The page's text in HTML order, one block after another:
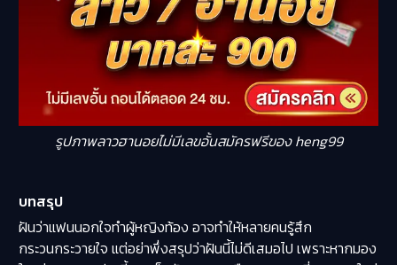
รูปภาพลาวฮานอยไม่มีเลขอั้นสมัครฟรีของ heng99
บทสรุป
ฝันว่าแฟนนอกใจทําผู้หญิงท้อง อาจทำให้หลายคนรู้สึก
กระวนกระวายใจ แต่อย่าพึ่งสรุปว่าฝันนี้ไม่ดีเสมอไป เพราะหากมอง